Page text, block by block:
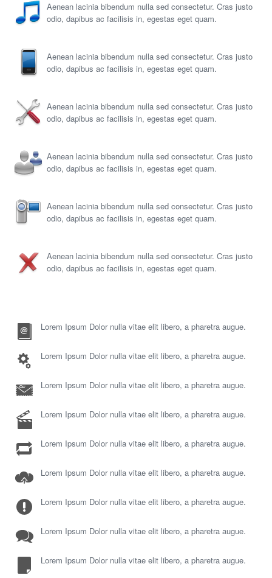
Aenean lacinia bibendum nulla sed consectetur. Cras justo
odio, dapibus ac facilisis in, egestas eget quam.
Aenean lacinia bibendum nulla sed consectetur. Cras justo
odio, dapibus ac facilisis in, egestas eget quam.
Aenean lacinia bibendum nulla sed consectetur. Cras justo
odio, dapibus ac facilisis in, egestas eget quam.
Aenean lacinia bibendum nulla sed consectetur. Cras justo
odio, dapibus ac facilisis in, egestas eget quam.
Aenean lacinia bibendum nulla sed consectetur. Cras justo
odio, dapibus ac facilisis in, egestas eget quam.
Aenean lacinia bibendum nulla sed consectetur. Cras justo
odio, dapibus ac facilisis in, egestas eget quam.
Lorem Ipsum Dolor nulla vitae elit libero, a pharetra augue.
Lorem Ipsum Dolor nulla vitae elit libero, a pharetra augue.
Lorem Ipsum Dolor nulla vitae elit libero, a pharetra augue.
Lorem Ipsum Dolor nulla vitae elit libero, a pharetra augue.
Lorem Ipsum Dolor nulla vitae elit libero, a pharetra augue.
Lorem Ipsum Dolor nulla vitae elit libero, a pharetra augue.
Lorem Ipsum Dolor nulla vitae elit libero, a pharetra augue.
Lorem Ipsum Dolor nulla vitae elit libero, a pharetra augue.
Lorem Ipsum Dolor nulla vitae elit libero, a pharetra augue.